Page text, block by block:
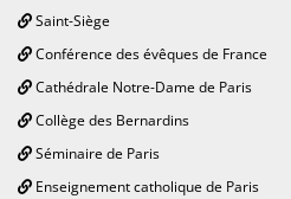
Saint-Siège
Conférence des évêques de France
Cathédrale Notre-Dame de Paris
Collège des Bernardins
Séminaire de Paris
Enseignement catholique de Paris